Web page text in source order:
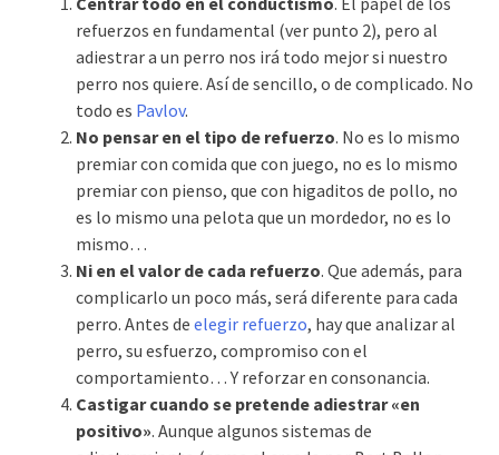
refuerzos en fundamental (ver punto 2), pero al
adiestrar a un perro nos irá todo mejor si nuestro
perro nos quiere. Así de sencillo, o de complicado. No
todo es Pavlov.
No pensar en el tipo de refuerzo. No es lo mismo
premiar con comida que con juego, no es lo mismo
premiar con pienso, que con higaditos de pollo, no
es lo mismo una pelota que un mordedor, no es lo
mismo…
Ni en el valor de cada refuerzo. Que además, para
complicarlo un poco más, será diferente para cada
perro. Antes de elegir refuerzo, hay que analizar al
perro, su esfuerzo, compromiso con el
comportamiento… Y reforzar en consonancia.
Castigar cuando se pretende adiestrar «en
positivo». Aunque algunos sistemas de